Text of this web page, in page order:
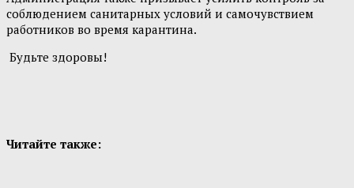
соблюдением санитарных условий и самочувствием
работников во время карантина.
Будьте здоровы!
Читайте также: